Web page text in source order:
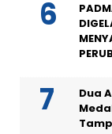
Dua